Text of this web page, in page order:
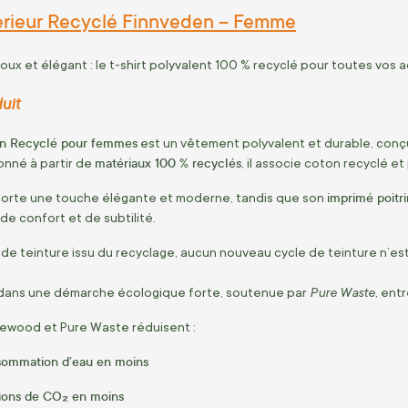
Recyclé Finnveden – Femme
et élégant : le t-shirt polyvalent 100 % recyclé pour toutes vos
Recyclé pour femmes est un vêtement polyvalent et durable,
à partir de matériaux 100 % recyclés , il associe coton recyclé
une touche élégante et moderne, tandis que son imprimé
confort et de subtilité.
teinture issu du recyclage, aucun nouveau cycle de teinture
une démarche écologique forte, soutenue par Pure Waste ,
et Pure Waste réduisent :
d’eau en moins
de CO₂ en moins